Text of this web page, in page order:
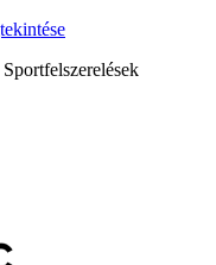
Sportfelszerelések